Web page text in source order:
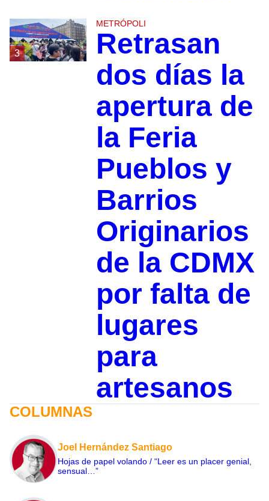
3
METRÓPOLI
Retrasan
dos días la
apertura de
la Feria
Pueblos y
Barrios
Originarios
de la CDMX
por falta de
lugares
para
artesanos
COLUMNAS
Joel Hernández Santiago
Hojas de papel volando / “Leer es un placer genial,
sensual…”